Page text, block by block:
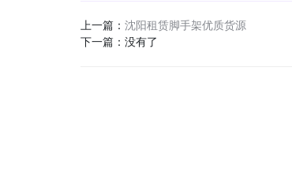
上一篇： 沈阳租赁脚手架优质货源
下一篇：没有了